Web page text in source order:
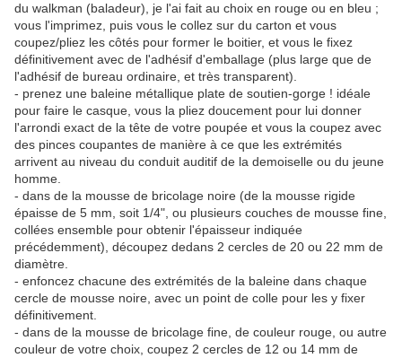
du walkman (baladeur), je l'ai fait au choix en rouge ou en bleu ;
vous l'imprimez, puis vous le collez sur du carton et vous
coupez/pliez les côtés pour former le boitier, et vous le fixez
définitivement avec de l'adhésif d'emballage (plus large que de
l'adhésif de bureau ordinaire, et très transparent).
- prenez une baleine métallique plate de soutien-gorge ! idéale
pour faire le casque, vous la pliez doucement pour lui donner
l'arrondi exact de la tête de votre poupée et vous la coupez avec
des pinces coupantes de manière à ce que les extrémités
arrivent au niveau du conduit auditif de la demoiselle ou du jeune
homme.
- dans de la mousse de bricolage noire (de la mousse rigide
épaisse de 5 mm, soit 1/4", ou plusieurs couches de mousse fine,
collées ensemble pour obtenir l'épaisseur indiquée
précédemment), découpez dedans 2 cercles de 20 ou 22 mm de
diamètre.
- enfoncez chacune des extrémités de la baleine dans chaque
cercle de mousse noire, avec un point de colle pour les y fixer
définitivement.
- dans de la mousse de bricolage fine, de couleur rouge, ou autre
couleur de votre choix, coupez 2 cercles de 12 ou 14 mm de